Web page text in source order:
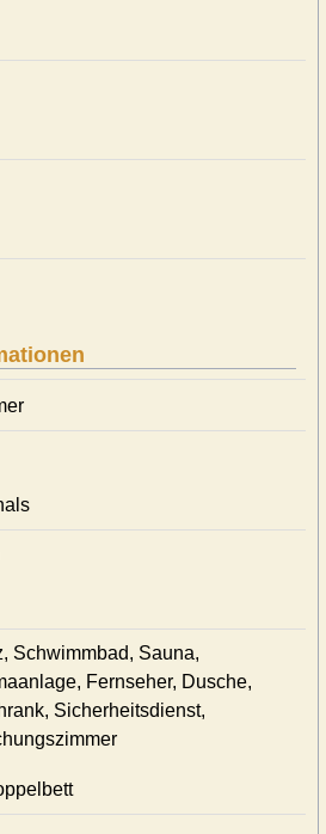
Schwimmbad, Sauna,
Fernseher, Dusche,
Sicherheitsdienst,